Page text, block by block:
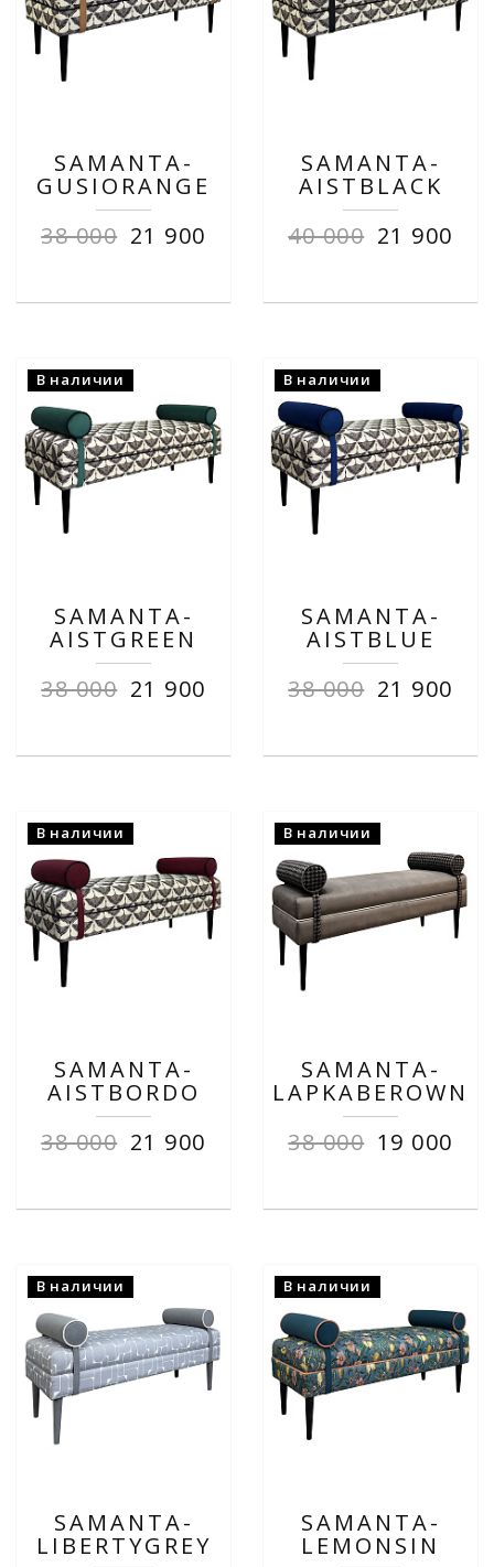
SAMANTA-
GUSIORANGE
38 000 21 900
SAMANTA-
AISTBLACK
40 000 21 900
В наличии
SAMANTA-
AISTGREEN
38 000 21 900
В наличии
SAMANTA-
AISTBLUE
38 000 21 900
В наличии
SAMANTA-
AISTBORDO
38 000 21 900
В наличии
SAMANTA-
LAPKABEROWN
38 000 19 000
В наличии
SAMANTA-
LIBERTYGREY
В наличии
SAMANTA-
LEMONSIN